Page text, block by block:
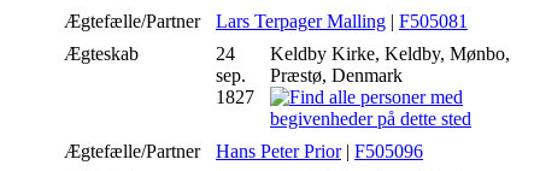
Ægtefælle/Partner
Lars Terpager Malling | F505081
Ægteskab
24
sep.
1827
Keldby Kirke, Keldby, Mønbo,
Præstø, Denmark
Ægtefælle/Partner Hans Peter Prior| F505096